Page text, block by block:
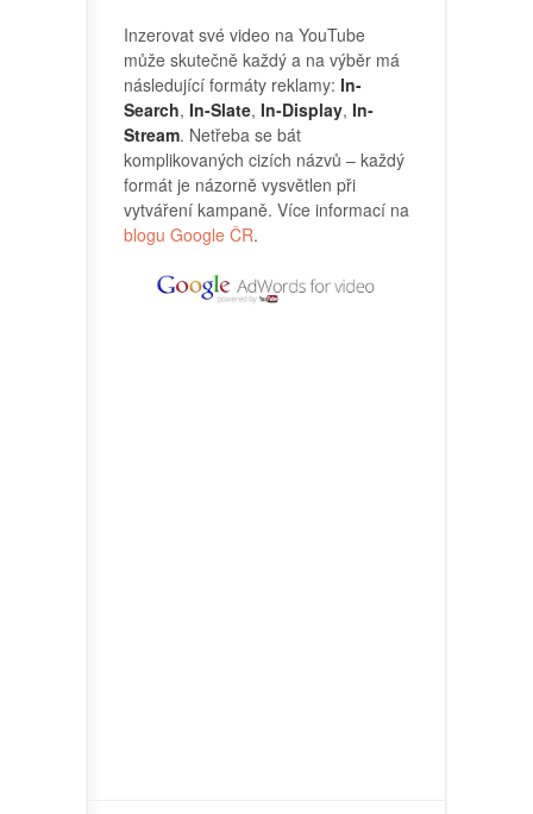
Inzerovat své video na YouTube
může skutečně každý a na výběr má
následující formáty reklamy: In-
Search, In-Slate, In-Display, In-
Stream. Netřeba se bát
komplikovaných cizích názvů – každý
formát je názorně vysvětlen při
vytváření kampaně. Více informací na
blogu Google ČR.